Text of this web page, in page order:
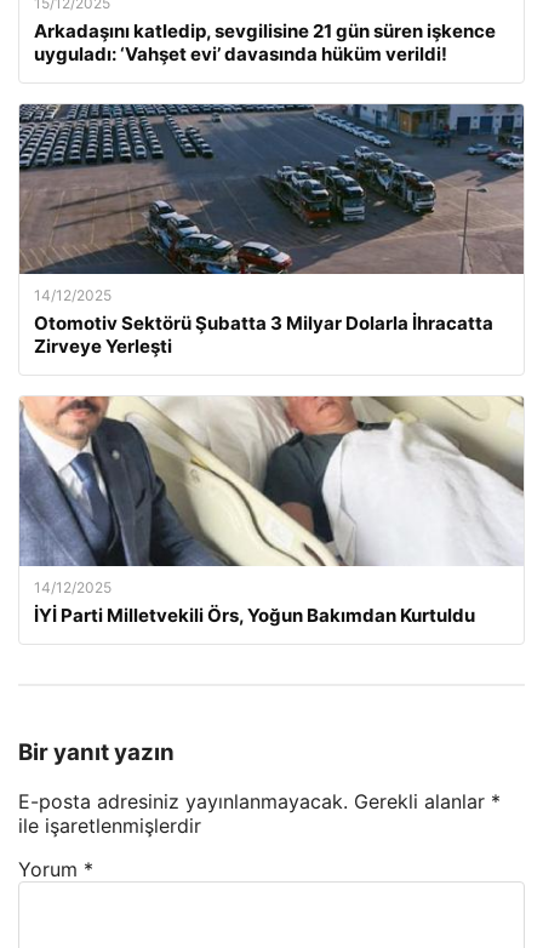
Arkadaşını katledip, sevgilisine 21 gün süren işkence
uyguladı: ‘Vahşet evi’ davasında hüküm verildi!
14/12/2025
Otomotiv Sektörü Şubatta 3 Milyar Dolarla İhracatta
Zirveye Yerleşti
14/12/2025
İYİ Parti Milletvekili Örs, Yoğun Bakımdan Kurtuldu
Bir yanıt yazın
E-posta adresiniz yayınlanmayacak. Gerekli alanlar *
ile işaretlenmişlerdir
Yorum *